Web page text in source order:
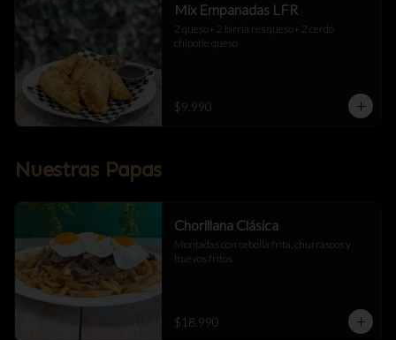
Mix Empanadas LFR
2 queso+ 2 birria res queso+ 2 cerdo
chipotle queso
$9.990
Nuestras Papas
Chorillana Clásica
Montadas con cebolla frita, churrascos y
huevos fritos
$18.990